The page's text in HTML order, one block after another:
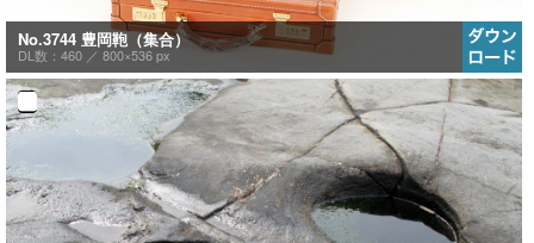
No.3744 豊岡鞄（集合）
DL数：460 ／ 800×536 px